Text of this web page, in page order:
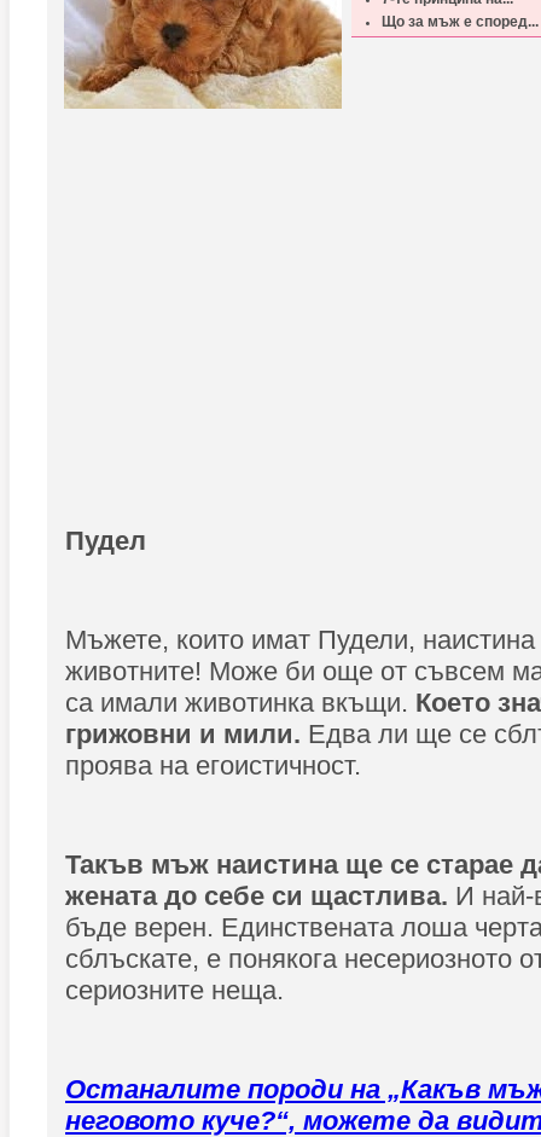
Що за мъж е според...
Пудел
Мъжете, които имат Пудели, наистина
животните! Може би още от съвсем
са имали животинка вкъщи. Което
грижовни и мили. Едва ли ще се
проява на егоистичност.
Такъв мъж наистина ще се старае
жената до себе си щастлива. И най-
бъде верен. Единствената лоша
сблъскате, е понякога несериозното
сериозните неща.
Останалите породи на „Какъв
неговото куче?“, можете да